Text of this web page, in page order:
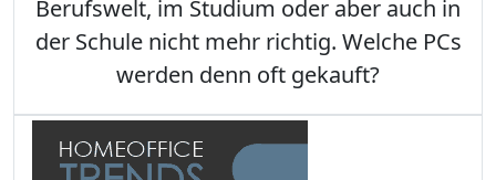
Berufswelt, im Studium oder aber auch in
der Schule nicht mehr richtig. Welche PCs
werden denn oft gekauft?